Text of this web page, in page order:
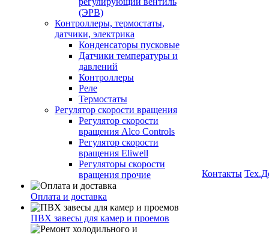
(ЭРВ)
Контроллеры, термостаты,
датчики, электрика
Конденсаторы пусковые
Датчики температуры и
давлений
Контроллеры
Реле
Термостаты
Регулятор скорости вращения
Регулятор скорости
вращения Alco Controls
Регулятор скорости
вращения Eliwell
Регуляторы скорости
вращения прочие
Оплата и доставка
ПВХ завесы для камер и проемов
Контакты